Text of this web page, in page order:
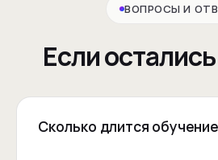
ВОПРОСЫ И
Если остались
Сколько длится